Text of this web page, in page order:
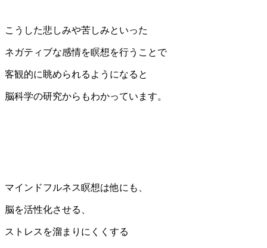
こうした悲しみや苦しみといった
ネガティブな感情を瞑想を行うことで
客観的に眺められるようになると
脳科学の研究からもわかっています。
マインドフルネス瞑想は他にも、
脳を活性化させる、
ストレスを溜まりにくくする